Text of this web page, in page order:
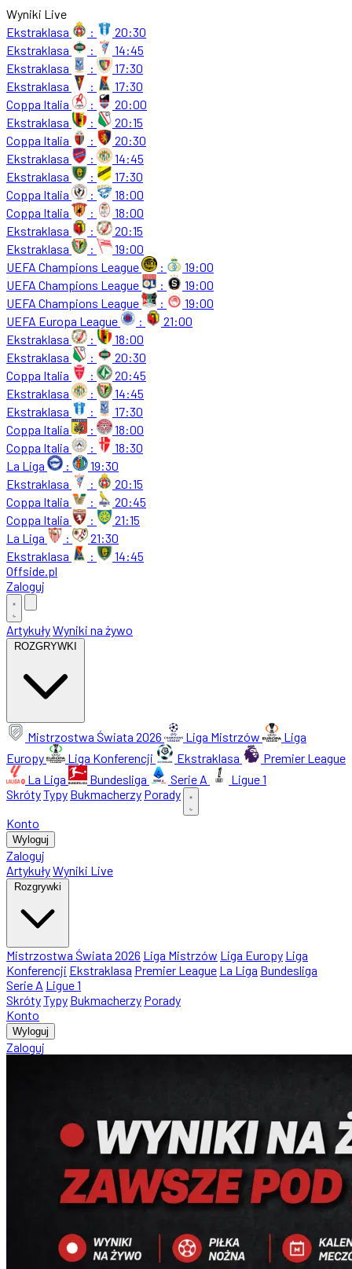
Wyniki Live
Ekstraklasa
:
20:30
Ekstraklasa
:
14:45
Ekstraklasa
:
17:30
Ekstraklasa
:
17:30
Coppa Italia
:
20:00
Ekstraklasa
:
20:15
Coppa Italia
:
20:30
Ekstraklasa
:
14:45
Ekstraklasa
:
17:30
Coppa Italia
:
18:00
Coppa Italia
:
18:00
Ekstraklasa
:
20:15
Ekstraklasa
:
19:00
UEFA Champions League
:
19:00
UEFA Champions League
:
19:00
UEFA Champions League
:
19:00
UEFA Europa League
:
21:00
Ekstraklasa
:
18:00
Ekstraklasa
:
20:30
Coppa Italia
:
20:45
Ekstraklasa
:
14:45
Ekstraklasa
:
17:30
Coppa Italia
:
18:00
Coppa Italia
:
18:30
La Liga
:
19:30
Ekstraklasa
:
20:15
Coppa Italia
:
20:45
Coppa Italia
:
21:15
La Liga
:
21:30
Ekstraklasa
:
14:45
Offside.pl
Zaloguj
ArtykułyWyniki na żywo
ROZGRYWKI
Mistrzostwa Świata 2026 Liga Mistrzów
Liga
Europy
Liga Konferencji Ekstraklasa
Premier League
La Liga
Bundesliga Serie A
Ligue 1
SkrótyTypy Bukmacherzy Porady
Konto
Wyloguj
Zaloguj
ArtykułyWyniki Live
Rozgrywki
Mistrzostwa Świata 2026 Liga Mistrzów Liga Europy Liga
Konferencji Ekstraklasa Premier League La Liga Bundesliga
Serie A Ligue 1
SkrótyTypy Bukmacherzy Porady
Konto
Wyloguj
Zaloguj